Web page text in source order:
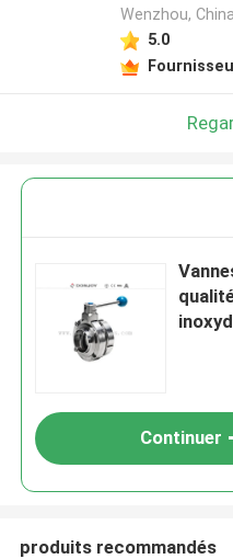
Wenzhou,
5.0
Continuer
produits recommandés